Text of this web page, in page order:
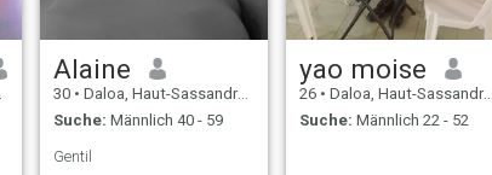
Alaine
30 • Daloa, Haut-Sassandra, Côte d'Ivoire
Suche: Männlich 40 - 59
Gentil
yao moise
26 • Daloa, Haut-Sassandra, Côte d'Ivoire
Suche: Männlich 22 - 52